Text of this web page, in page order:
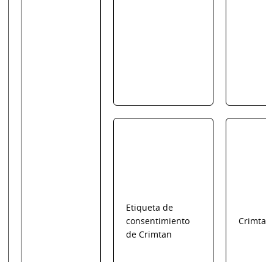
Etiqueta de
consentimiento
de Crimtan
Crimtan